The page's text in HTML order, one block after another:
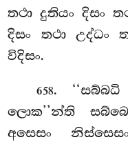
තථා දුතියං දිසං
දිසං තථා උද්ධං
විදිසං.
658.
ලොක’’න්ති
අසෙසං